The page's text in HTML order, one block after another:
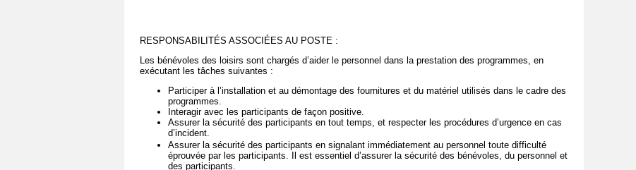
RESPONSABILITÉS ASSOCIÉES AU POSTE :
Les bénévoles des loisirs sont chargés d’aider le personnel dans la prestation des programmes, en
exécutant les tâches suivantes :
Participer à l’installation et au démontage des fournitures et du matériel utilisés dans le cadre des
programmes.
Interagir avec les participants de façon positive.
Assurer la sécurité des participants en tout temps, et respecter les procédures d’urgence en cas
d’incident.
Assurer la sécurité des participants en signalant immédiatement au personnel toute difficulté
éprouvée par les participants. Il est essentiel d’assurer la sécurité des bénévoles, du personnel et
des participants.